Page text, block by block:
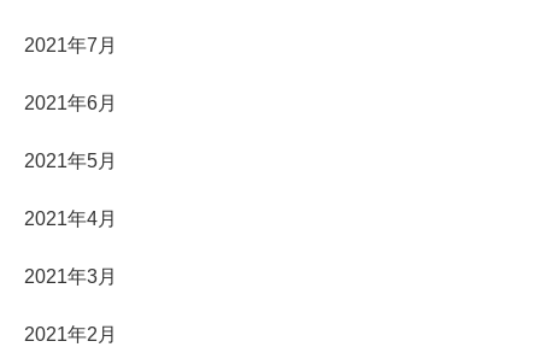
2021年7月
2021年6月
2021年5月
2021年4月
2021年3月
2021年2月